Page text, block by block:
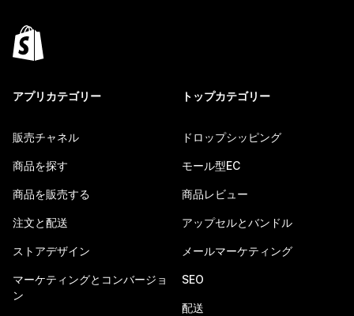
アプリカテゴリー
販売チャネル
商品を探す
商品を販売する
注文と配送
ストアデザイン
マーケティングとコンバージョ
ン
トップカテゴリー
ドロップシッピング
モール型EC
商品レビュー
アップセルとバンドル
メールマーケティング
SEO
配送